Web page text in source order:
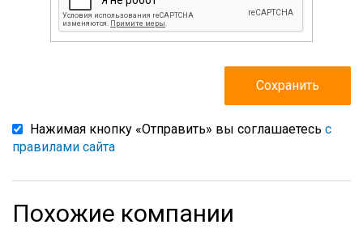
Нажимая кнопку «Отправить» вы соглашаетесь с
правилами сайта
Похожие компании